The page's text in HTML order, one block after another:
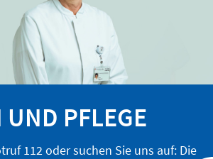
PFLEGE
112 oder suchen Sie uns auf: Die